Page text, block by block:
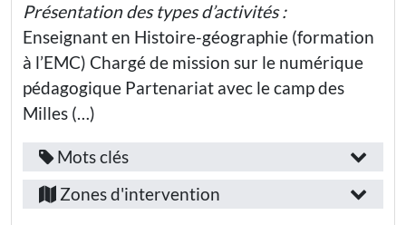
Ecole
Education
nationale -
Ecole
élémentaire
nationale
- Collège
Education
nationale
Vaucluse
Présentation des types d’activités :
Enseignant en Histoire-géographie (formation
à l’EMC) Chargé de mission sur le numérique
pédagogique Partenariat avec le camp des
Milles (…)
Mots clés
Fonction
/
emploi
Zones d'intervention
Provence-
Alpes-